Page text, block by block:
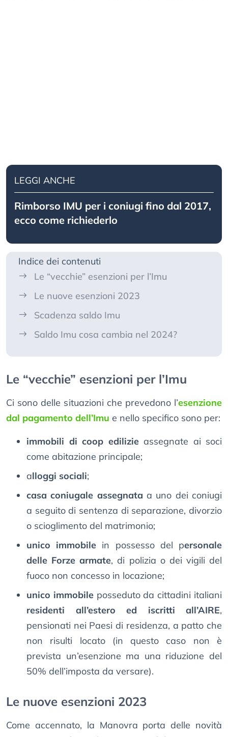
LEGGI ANCHE
Rimborso IMU per i coniugi fino dal 2017,
ecco come richiederlo
Indice dei contenuti
Le “vecchie” esenzioni per l’Imu
Le nuove esenzioni 2023
Scadenza saldo Imu
Saldo Imu cosa cambia nel 2024?
Le “vecchie” esenzioni per l’Imu
Ci sono delle situazioni che prevedono l’esenzione
dal pagamento dell’Imu e nello specifico sono per:
immobili di coop edilizieassegnate ai soci
come abitazione principale;
alloggi sociali;
casa coniugale assegnata a uno dei coniugi
a seguito di sentenza di separazione, divorzio
o scioglimento del matrimonio;
unico immobile in possesso del personale
delle Forze armate, di polizia o dei vigili del
fuoco non concesso in locazione;
unico immobileposseduto da cittadini italiani
residenti all’estero ed iscritti all’AIRE,
pensionati nei Paesi di residenza, a patto che
non risulti locato (in questo caso non è
prevista un’esenzione ma una riduzione del
50% dell’imposta da versare).
Le nuove esenzioni 2023
Come accennato, la Manovra porta delle novità